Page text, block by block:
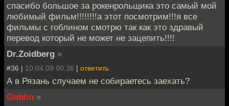
спасибо большое за рокенрольщика это самый мой
любимый фильм!!!!!!!!а этот посмотрим!!!я все
фильмы с гоблином смотрю так как это здравый
перевод который не может не зацепить!!!!
Dr.Zoidberg »
#36 | 10.04.09 00:36 | ответить
А в Рязань случаем не собираетесь заехать?
Goblin »